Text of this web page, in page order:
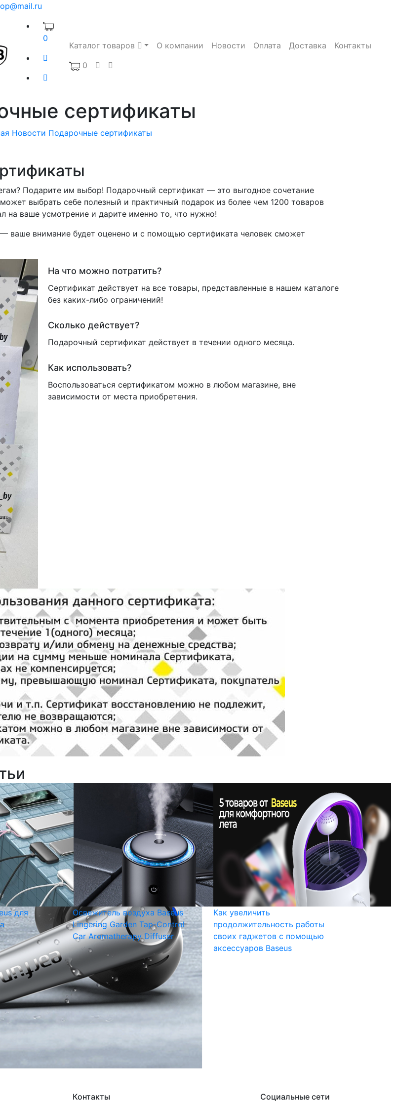
0
Каталог товаров О компании Новости Оплата Доставка
Контакты
0
сертификаты
Новости Подарочные сертификаты
Подарите им выбор! Подарочный сертификат — это выгодное сочетание
выбрать себе полезный и практичный подарок из более чем 1200 товаров
на ваше усмотрение и дарите именно то, что нужно!
ваше внимание будет оценено и с помощью сертификата человек сможет
На что можно потратить?
Сертификат действует на все товары, представленные в нашем каталоге
без каких-либо ограничений!
Сколько действует?
Подарочный сертификат действует в течении одного месяца.
Как использовать?
Воспользоваться сертификатом можно в любом магазине, вне
зависимости от места приобретения.
для
Освежитель воздуха Baseus
Lingering Garden Tap-Control
Car Aromatherapy Diffuser
Как увеличить
продолжительность работы
своих гаджетов с помощью
аксессуаров Baseus
Контакты Социальные сети